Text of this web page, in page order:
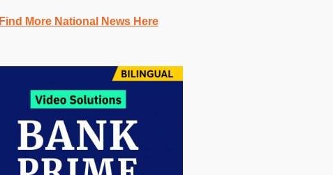
Find More National News Here